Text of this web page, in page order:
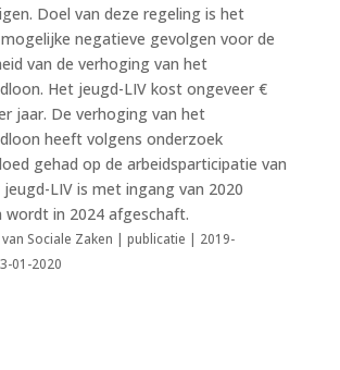
Doel van deze regeling is het
negatieve gevolgen voor de
van de verhoging van het
Het jeugd-LIV kost ongeveer €
jaar. De verhoging van het
heeft volgens onderzoek
gehad op de arbeidsparticipatie van
LIV is met ingang van 2020
wordt in 2024 afgeschaft.
Sociale Zaken | publicatie | 2019-
01-2020